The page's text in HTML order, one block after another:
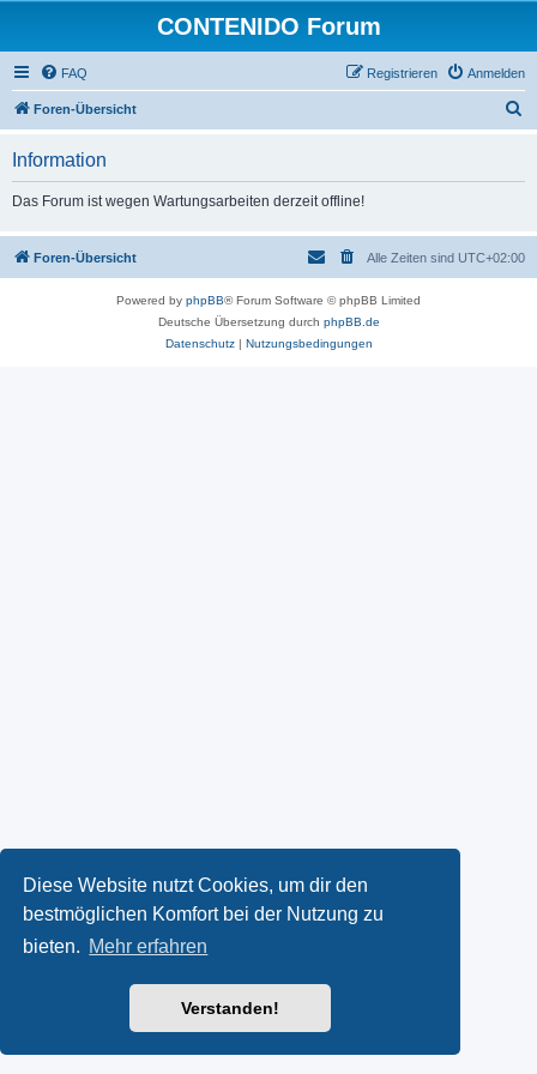
Diese Website nutzt Cookies, um dir den
bestmöglichen Komfort bei der Nutzung zu
bieten. Mehr erfahren
Verstanden!
CONTENIDO Forum
FAQ Anmelden
Registrieren
Foren-Übersicht
Information
Das Forum ist wegen Wartungsarbeiten derzeit offline!
Foren-Übersicht Alle Zeiten sind UTC+02:00
Powered by phpBB® Forum Software © phpBB Limited
Deutsche Übersetzung durch phpBB.de
Datenschutz| Nutzungsbedingungen